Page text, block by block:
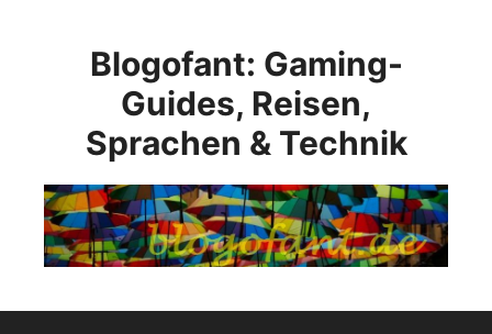
Blogofant: Gaming-
Guides, Reisen,
Sprachen & Technik